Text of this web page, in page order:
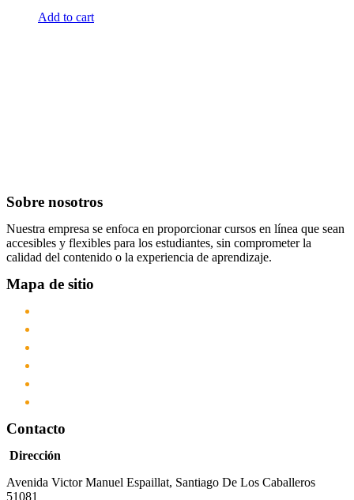
Add to cart
Sobre nosotros
Nuestra empresa se enfoca en proporcionar cursos en línea que sean
accesibles y flexibles para los estudiantes, sin comprometer la
calidad del contenido o la experiencia de aprendizaje.
Mapa de sitio
Contacto
Dirección
Avenida Victor Manuel Espaillat, Santiago De Los Caballeros
51081